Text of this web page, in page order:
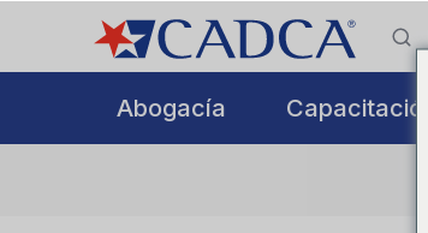
Abogacía Capacitación